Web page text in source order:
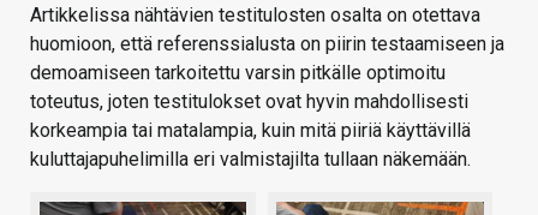
Artikkelissa nähtävien testitulosten osalta on otettava
huomioon, että referenssialusta on piirin testaamiseen ja
demoamiseen tarkoitettu varsin pitkälle optimoitu
toteutus, joten testitulokset ovat hyvin mahdollisesti
korkeampia tai matalampia, kuin mitä piiriä käyttävillä
kuluttajapuhelimilla eri valmistajilta tullaan näkemään.